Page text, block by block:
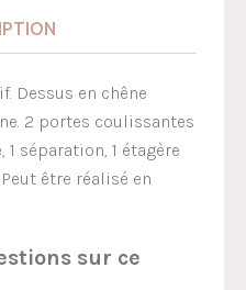
Dessus en chêne
2 portes coulissantes
séparation, 1 étagère
être réalisé en
sur ce